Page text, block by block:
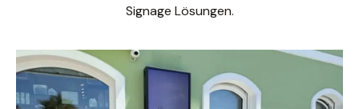
Signage Lösungen.